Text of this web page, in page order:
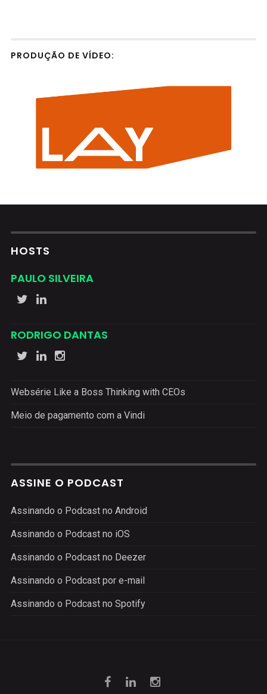
PRODUÇÃO DE VÍDEO:
HOSTS
PAULO SILVEIRA
RODRIGO DANTAS
Websérie Like a Boss Thinking with CEOs
Meio de pagamento com a Vindi
ASSINE O PODCAST
Assinando o Podcast no Android
Assinando o Podcast no iOS
Assinando o Podcast no Deezer
Assinando o Podcast por e-mail
Assinando o Podcast no Spotify